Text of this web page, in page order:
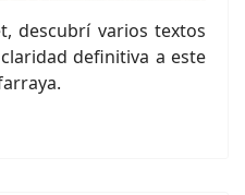
descubrí varios textos
definitiva a este